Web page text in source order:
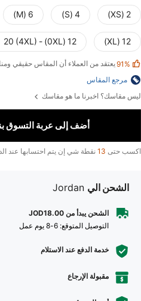
2 (XS)
4 (S)
6 (M)
12 (XL)
12 (0XL) - 20 (4XL)
91%يعتقد من العملاء أن المقاس حقيقي
مرجع المقاس
ليس مقاسك؟ اخبرنا ما هو مقاسك
أضف إلى عربة التسوق
اكسب حتى 13 نقطة شي إن يتم احتسابها عند
الشحن الي Jordan
الشحن يبدأ من JOD18.00
التوصيل المتوقع: 6-8 يوم عمل
خدمة الدفع عند الاستلام
مقبولة الإرجاع